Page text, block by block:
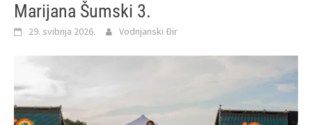
Marijana Šumski 3.
29. svibnja 2026. Vodnjanski Đir